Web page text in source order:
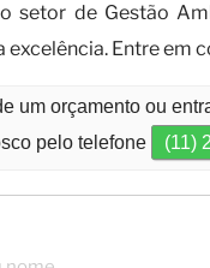
setor de Gestão
excelência. Entre em
um orçamento ou
pelo telefone
(11)